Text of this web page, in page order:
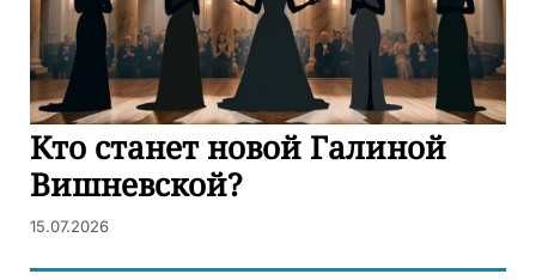
Кто станет новой Галиной
Вишневской?
15.07.2026